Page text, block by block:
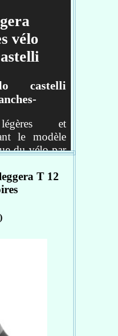
vélo
castelli
légères et
le modèle
du vélo par
Skinlife
de
diaphane
: 12
T 12